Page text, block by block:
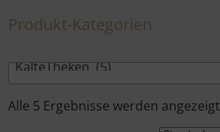
Produkt-Kategorien
KalteTheken (5)
Alle 5 Ergebnisse werden angezeigt